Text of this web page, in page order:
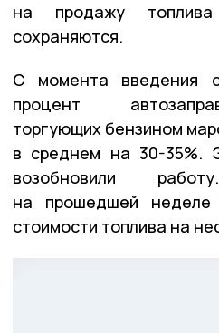
на продажу
сохраняются.
С момента введения
процент
торгующих бензином
в среднем на 30-35%.
возобновили
на прошедшей неделе
стоимости топлива на